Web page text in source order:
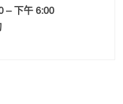
– 下午 6:00